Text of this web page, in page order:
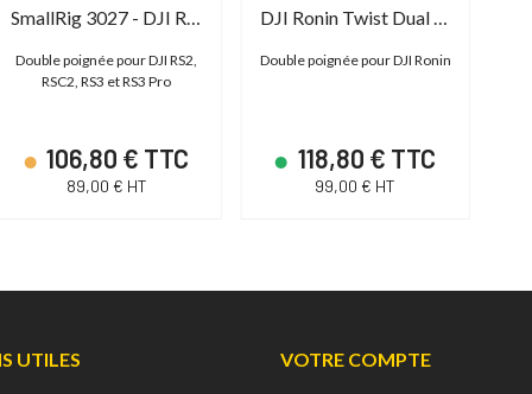
SmallRig 3027 - DJI RS 2/RSC 2/RS 3/RS 3 Pro Dual Handgrip
Double poignée pour DJI RS2,
RSC2, RS3 et RS3 Pro
106,80 € TTC
89,00 € HT
DJI Ronin Twist Dual Handle
Double poignée pour DJI Ronin
118,80 € TTC
99,00 € HT
UTILES VOTRE COMPTE